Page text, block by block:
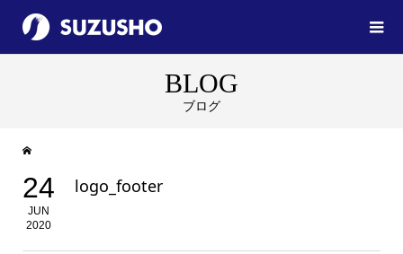
BLOG
ブログ
24
JUN
2020
logo_footer